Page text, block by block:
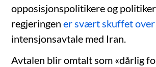
opposisjonspolitikere og
regjeringener svært skuffet over
intensjonsavtale med Iran.
Avtalen blir omtalt som «dårlig